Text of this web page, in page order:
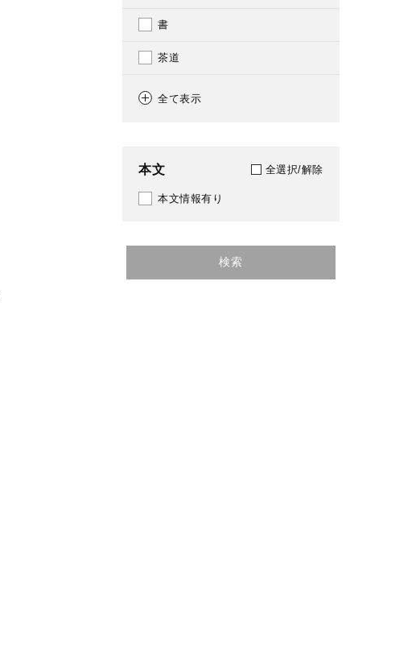
書
茶道
茶道
全て表示
本文 全選択/解除
本文情報有り
検索